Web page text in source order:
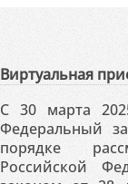
Виртуальная
С 30 марта
Федеральный
порядке
Российской